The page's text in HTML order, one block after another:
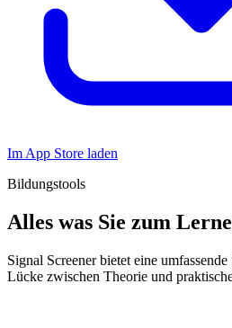
Im App Store laden
Bildungstools
Alles was Sie zum
Signal Screener bietet eine
Lücke zwischen Theorie und